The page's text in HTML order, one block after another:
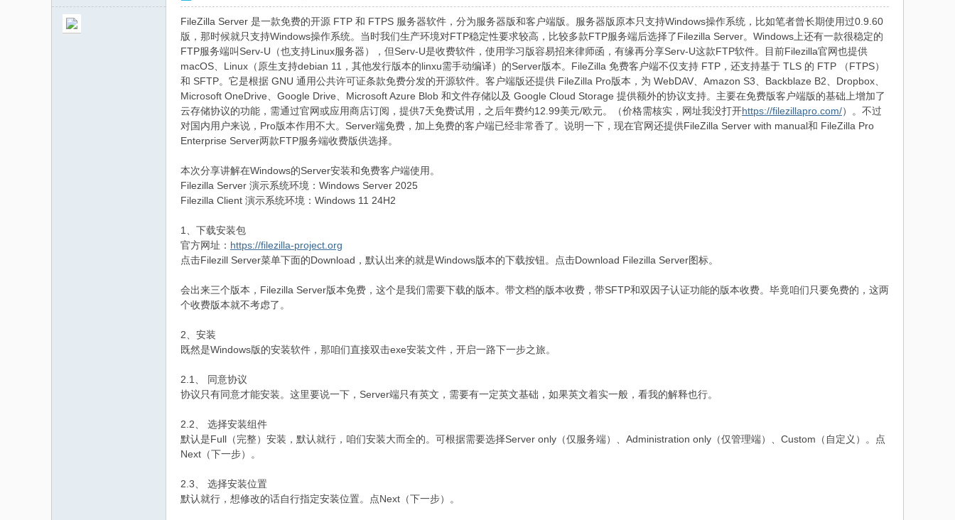
FileZilla Server 是一款免费的开源 FTP 和 FTPS 服务器软件，分为服务器版和客户端版。服务器版原本只支持Windows操作系统，比如笔者曾长期使用过0.9.60
版，那时候就只支持Windows操作系统。当时我们生产环境对FTP稳定性要求较高，比较多款FTP服务端后选择了Filezilla Server。Windows上还有一款很稳定的
FTP服务端叫Serv-U（也支持Linux服务器），但Serv-U是收费软件，使用学习版容易招来律师函，有缘再分享Serv-U这款FTP软件。目前Filezilla官网也提供
macOS、Linux（原生支持debian 11，其他发行版本的linxu需手动编译）的Server版本。FileZilla 免费客户端不仅支持 FTP，还支持基于 TLS 的 FTP （FTPS）
和 SFTP。它是根据 GNU 通用公共许可证条款免费分发的开源软件。客户端版还提供 FileZilla Pro版本，为 WebDAV、Amazon S3、Backblaze B2、Dropbox、
Microsoft OneDrive、Google Drive、Microsoft Azure Blob 和文件存储以及 Google Cloud Storage 提供额外的协议支持。主要在免费版客户端版的基础上增加了
云存储协议的功能，需通过官网或应用商店订阅，提供7天免费试用，之后年费约12.99美元/欧元。（价格需核实，网址我没打开https://filezillapro.com/）。不过
对国内用户来说，Pro版本作用不大。Server端免费，加上免费的客户端已经非常香了。说明一下，现在官网还提供FileZilla Server with manual和 FileZilla Pro
Enterprise Server两款FTP服务端收费版供选择。
本次分享讲解在Windows的Server安装和免费客户端使用。
Filezilla Server 演示系统环境：Windows Server 2025
Filezilla Client 演示系统环境：Windows 11 24H2
1、下载安装包
官方网址： https://filezilla-project.org
点击Filezill Server菜单下面的Download，默认出来的就是Windows版本的下载按钮。点击Download Filezilla Server图标。
会出来三个版本，Filezilla Server版本免费，这个是我们需要下载的版本。带文档的版本收费，带SFTP和双因子认证功能的版本收费。毕竟咱们只要免费的，这两
个收费版本就不考虑了。
2、安装
既然是Windows版的安装软件，那咱们直接双击exe安装文件，开启一路下一步之旅。
2.1、 同意协议
协议只有同意才能安装。这里要说一下，Server端只有英文，需要有一定英文基础，如果英文着实一般，看我的解释也行。
2.2、 选择安装组件
默认是Full（完整）安装，默认就行，咱们安装大而全的。可根据需要选择Server only（仅服务端）、Administration only（仅管理端）、Custom（自定义）。点
Next（下一步）。
2.3、 选择安装位置
默认就行，想修改的话自行指定安装位置。点Next（下一步）。